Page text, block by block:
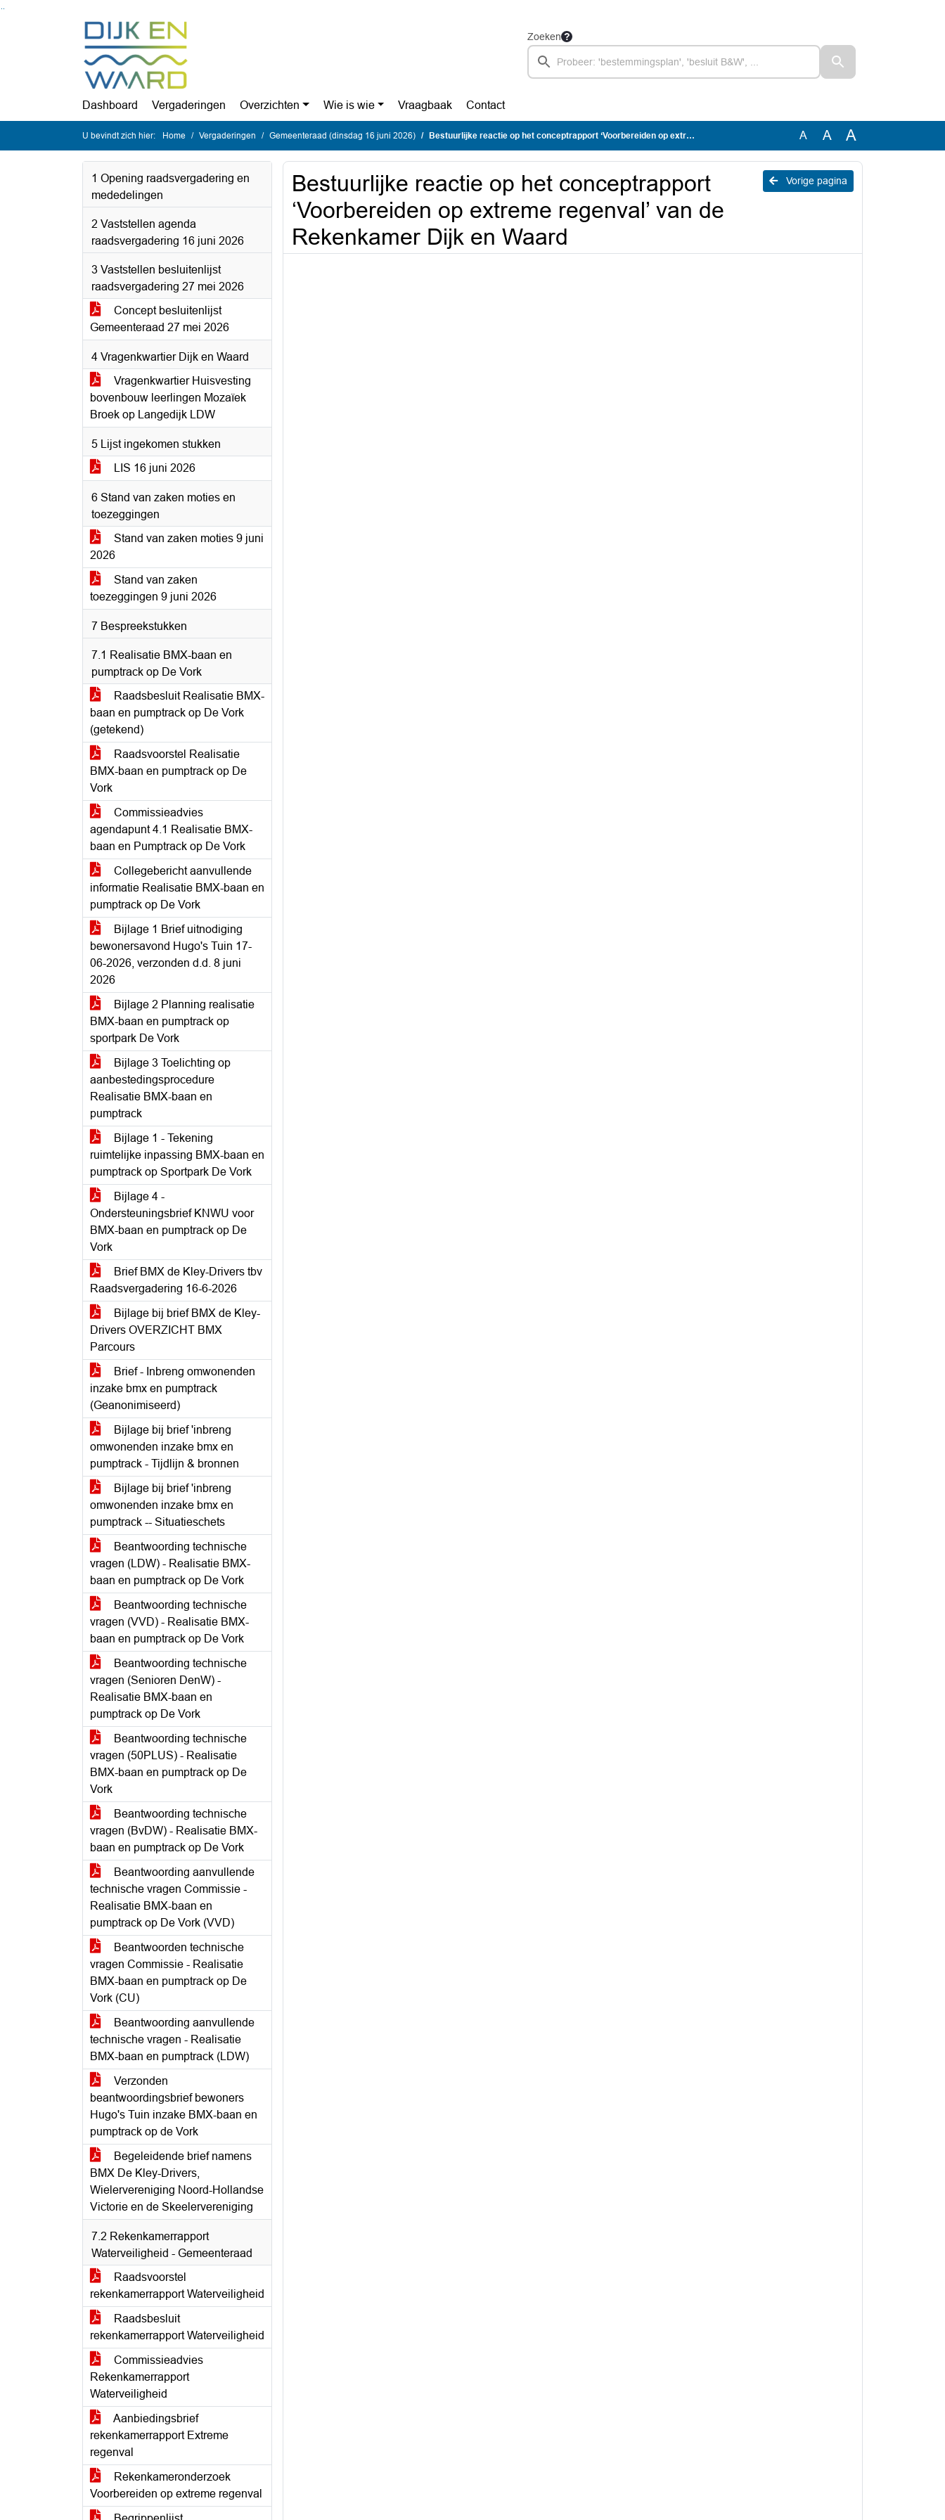
Zoeken
Dashboard Vergaderingen Overzichten Wie is wie Vraagbaak Contact
U bevindt zich hier: Home Vergaderingen Gemeenteraad (dinsdag 16 juni 2026) Bestuurlijke reactie op het conceptrapport ‘Voorbereiden op extreme regenval’ van de Rekenkamer Dijk en Waard A A A
1 Opening raadsvergadering en
mededelingen
2 Vaststellen agenda
raadsvergadering 16 juni 2026
3 Vaststellen besluitenlijst
raadsvergadering 27 mei 2026
Concept besluitenlijst
Gemeenteraad 27 mei 2026
4 Vragenkwartier Dijk en Waard
Vragenkwartier Huisvesting
bovenbouw leerlingen Mozaïek
Broek op Langedijk LDW
5 Lijst ingekomen stukken
LIS 16 juni 2026
6 Stand van zaken moties en
toezeggingen
Stand van zaken moties 9 juni
2026
Stand van zaken
toezeggingen 9 juni 2026
7 Bespreekstukken
7.1 Realisatie BMX-baan en
pumptrack op De Vork
Raadsbesluit Realisatie BMX-
baan en pumptrack op De Vork
(getekend)
Raadsvoorstel Realisatie
BMX-baan en pumptrack op De
Vork
Commissieadvies
agendapunt 4.1 Realisatie BMX-
baan en Pumptrack op De Vork
Collegebericht aanvullende
informatie Realisatie BMX-baan en
pumptrack op De Vork
Bijlage 1 Brief uitnodiging
bewonersavond Hugo's Tuin 17-
06-2026, verzonden d.d. 8 juni
2026
Bijlage 2 Planning realisatie
BMX-baan en pumptrack op
sportpark De Vork
Bijlage 3 Toelichting op
aanbestedingsprocedure
Realisatie BMX-baan en
pumptrack
Bijlage 1 - Tekening
ruimtelijke inpassing BMX-baan en
pumptrack op Sportpark De Vork
Bijlage 4 -
Ondersteuningsbrief KNWU voor
BMX-baan en pumptrack op De
Vork
Brief BMX de Kley-Drivers tbv
Raadsvergadering 16-6-2026
Bijlage bij brief BMX de Kley-
Drivers OVERZICHT BMX
Parcours
Brief - Inbreng omwonenden
inzake bmx en pumptrack
(Geanonimiseerd)
Bijlage bij brief 'inbreng
omwonenden inzake bmx en
pumptrack - Tijdlijn & bronnen
Bijlage bij brief 'inbreng
omwonenden inzake bmx en
pumptrack -- Situatieschets
Beantwoording technische
vragen (LDW) - Realisatie BMX-
baan en pumptrack op De Vork
Beantwoording technische
vragen (VVD) - Realisatie BMX-
baan en pumptrack op De Vork
Beantwoording technische
vragen (Senioren DenW) -
Realisatie BMX-baan en
pumptrack op De Vork
Beantwoording technische
vragen (50PLUS) - Realisatie
BMX-baan en pumptrack op De
Vork
Beantwoording technische
vragen (BvDW) - Realisatie BMX-
baan en pumptrack op De Vork
Beantwoording aanvullende
technische vragen Commissie -
Realisatie BMX-baan en
pumptrack op De Vork (VVD)
Beantwoorden technische
vragen Commissie - Realisatie
BMX-baan en pumptrack op De
Vork (CU)
Beantwoording aanvullende
technische vragen - Realisatie
BMX-baan en pumptrack (LDW)
Verzonden
beantwoordingsbrief bewoners
Hugo's Tuin inzake BMX-baan en
pumptrack op de Vork
Begeleidende brief namens
BMX De Kley-Drivers,
Wielervereniging Noord-Hollandse
Victorie en de Skeelervereniging
7.2 Rekenkamerrapport
Waterveiligheid - Gemeenteraad
Raadsvoorstel
rekenkamerrapport Waterveiligheid
Raadsbesluit
rekenkamerrapport Waterveiligheid
Commissieadvies
Rekenkamerrapport
Waterveiligheid
Aanbiedingsbrief
rekenkamerrapport Extreme
regenval
Rekenkameronderzoek
Voorbereiden op extreme regenval
Vorige pagina
Bestuurlijke reactie op het conceptrapport
‘Voorbereiden op extreme regenval’ van de
Rekenkamer Dijk en Waard